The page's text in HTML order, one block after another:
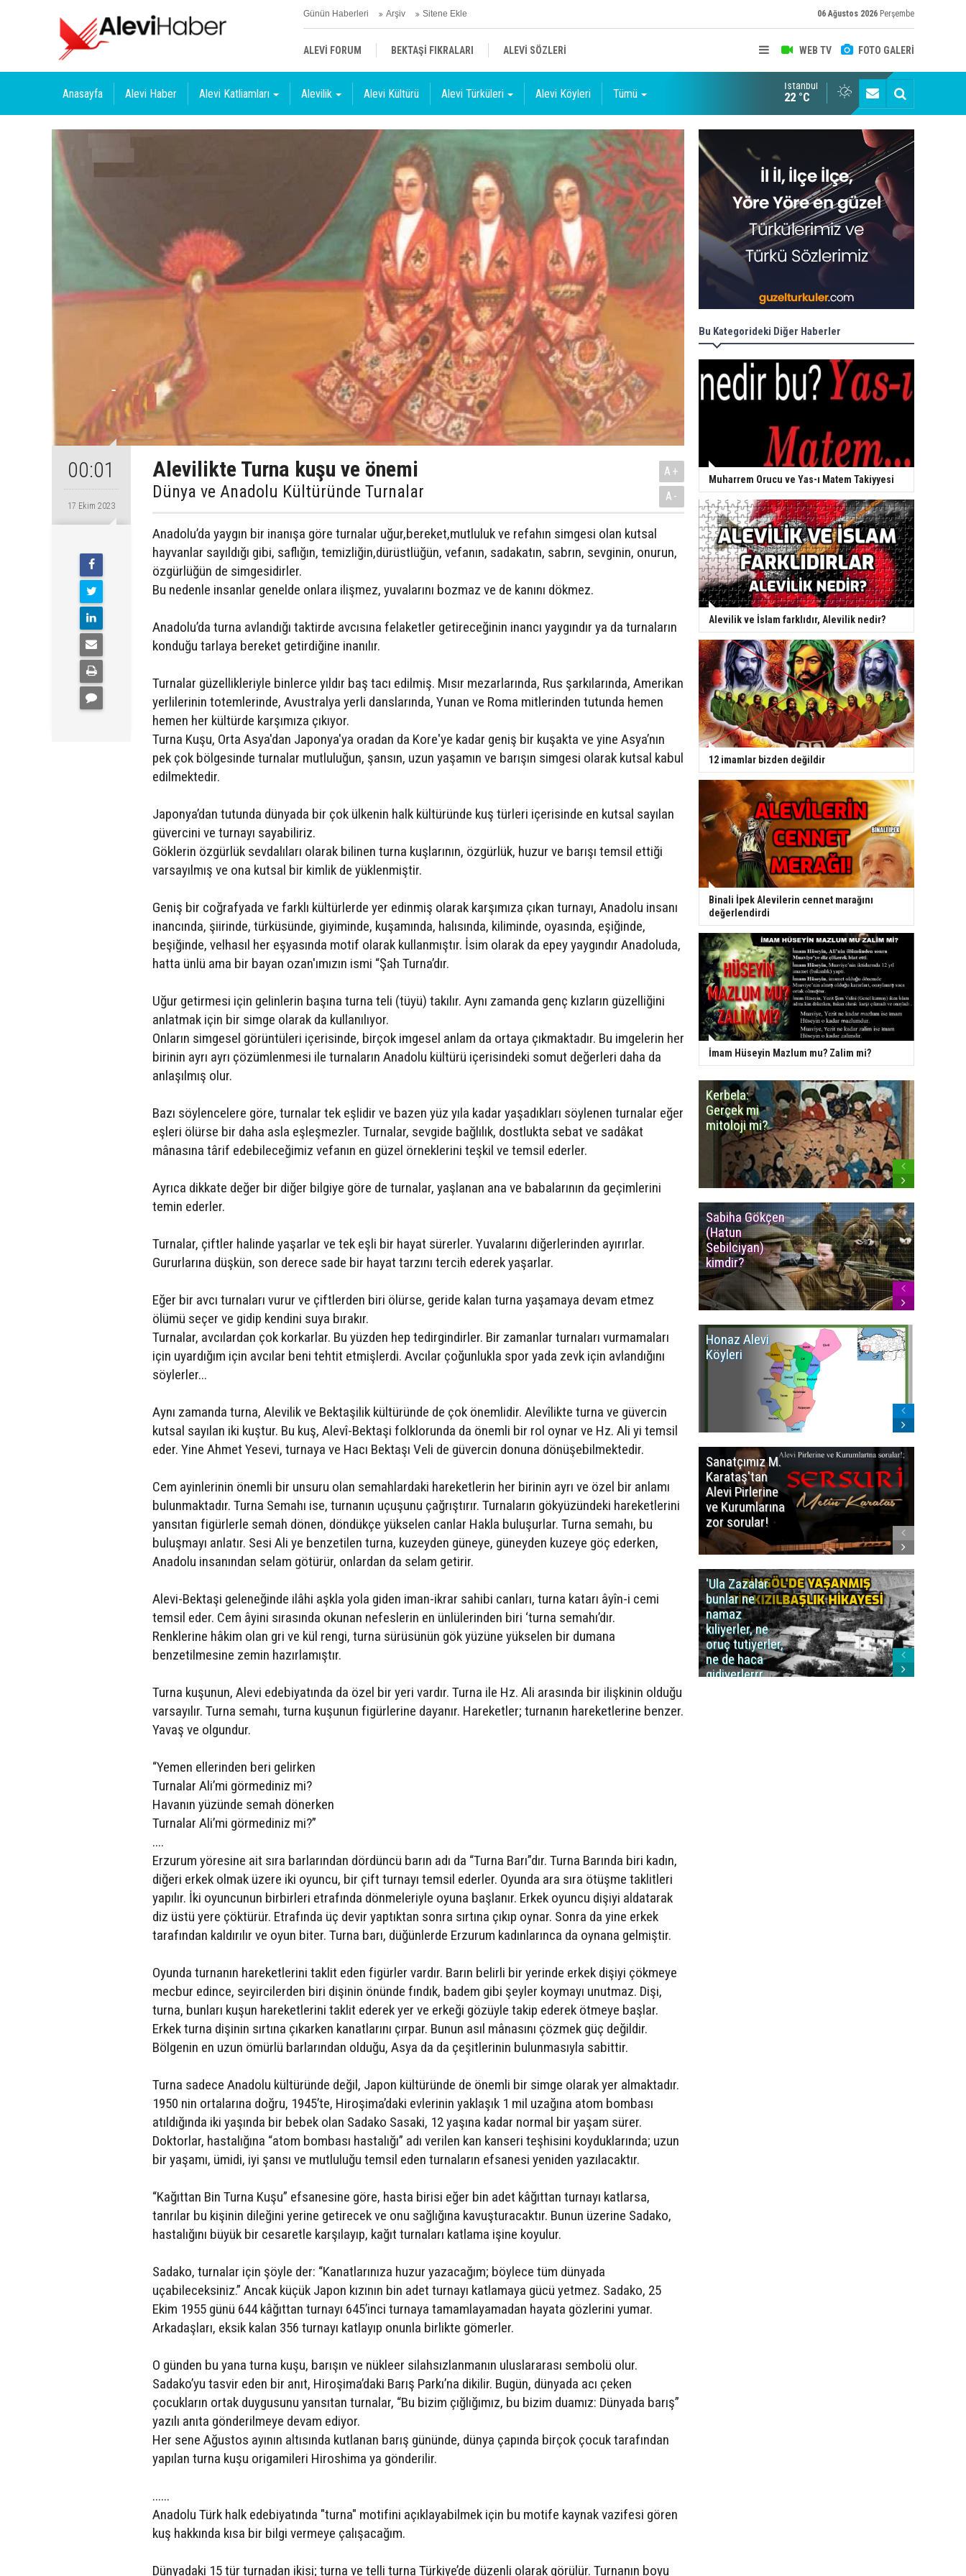
Günün Haberleri Arşiv Sitene Ekle 06 Ağustos 2026 Perşembe
WEB TV FOTO GALERİ
ALEVİ FORUM BEKTAŞİ FIKRALARI ALEVİ SÖZLERİ
Anasayfa Alevi Haber Alevi Katliamları Alevilik Alevi Kültürü Alevi Türküleri Alevi Köyleri Tümü
İstanbul
22 °C
00:01
17 Ekim 2023
Alevilikte Turna kuşu ve önemi
Dünya ve Anadolu Kültüründe Turnalar
A+
A-
Anadolu’da yaygın bir inanışa göre turnalar uğur,bereket,mutluluk ve refahın simgesi olan kutsal
hayvanlar sayıldığı gibi, saflığın, temizliğin,dürüstlüğün, vefanın, sadakatın, sabrın, sevginin, onurun,
özgürlüğün de simgesidirler.
Bu nedenle insanlar genelde onlara ilişmez, yuvalarını bozmaz ve de kanını dökmez.
Anadolu’da turna avlandığı taktirde avcısına felaketler getireceğinin inancı yaygındır ya da turnaların
konduğu tarlaya bereket getirdiğine inanılır.
Turnalar güzellikleriyle binlerce yıldır baş tacı edilmiş. Mısır mezarlarında, Rus şarkılarında, Amerikan
yerlilerinin totemlerinde, Avustralya yerli danslarında, Yunan ve Roma mitlerinden tutunda hemen
hemen her kültürde karşımıza çıkıyor.
Turna Kuşu, Orta Asya'dan Japonya'ya oradan da Kore'ye kadar geniş bir kuşakta ve yine Asya’nın
pek çok bölgesinde turnalar mutluluğun, şansın, uzun yaşamın ve barışın simgesi olarak kutsal kabul
edilmektedir.
Japonya’dan tutunda dünyada bir çok ülkenin halk kültüründe kuş türleri içerisinde en kutsal sayılan
güvercini ve turnayı sayabiliriz.
Göklerin özgürlük sevdalıları olarak bilinen turna kuşlarının, özgürlük, huzur ve barışı temsil ettiği
varsayılmış ve ona kutsal bir kimlik de yüklenmiştir.
Geniş bir coğrafyada ve farklı kültürlerde yer edinmiş olarak karşımıza çıkan turnayı, Anadolu insanı
inancında, şiirinde, türküsünde, giyiminde, kuşamında, halısında, kiliminde, oyasında, eşiğinde,
beşiğinde, velhasıl her eşyasında motif olarak kullanmıştır. İsim olarak da epey yaygındır Anadoluda,
hatta ünlü ama bir bayan ozan'ımızın ismi “Şah Turna’dır.
Uğur getirmesi için gelinlerin başına turna teli (tüyü) takılır. Aynı zamanda genç kızların güzelliğini
anlatmak için bir simge olarak da kullanılıyor.
Onların simgesel görüntüleri içerisinde, birçok imgesel anlam da ortaya çıkmaktadır. Bu imgelerin her
birinin ayrı ayrı çözümlenmesi ile turnaların Anadolu kültürü içerisindeki somut değerleri daha da
anlaşılmış olur.
Bazı söylencelere göre, turnalar tek eşlidir ve bazen yüz yıla kadar yaşadıkları söylenen turnalar eğer
eşleri ölürse bir daha asla eşleşmezler. Turnalar, sevgide bağlılık, dostlukta sebat ve sadâkat
mânasına târif edebileceğimiz vefanın en güzel örneklerini teşkil ve temsil ederler.
Ayrıca dikkate değer bir diğer bilgiye göre de turnalar, yaşlanan ana ve babalarının da geçimlerini
temin ederler.
Turnalar, çiftler halinde yaşarlar ve tek eşli bir hayat sürerler. Yuvalarını diğerlerinden ayırırlar.
Gururlarına düşkün, son derece sade bir hayat tarzını tercih ederek yaşarlar.
Eğer bir avcı turnaları vurur ve çiftlerden biri ölürse, geride kalan turna yaşamaya devam etmez
ölümü seçer ve gidip kendini suya bırakır.
Turnalar, avcılardan çok korkarlar. Bu yüzden hep tedirgindirler. Bir zamanlar turnaları vurmamaları
için uyardığım için avcılar beni tehtit etmişlerdi. Avcılar çoğunlukla spor yada zevk için avlandığını
söylerler...
Aynı zamanda turna, Alevilik ve Bektaşilik kültüründe de çok önemlidir. Alevîlikte turna ve güvercin
kutsal sayılan iki kuştur. Bu kuş, Alevî-Bektaşi folklorunda da önemli bir rol oynar ve Hz. Ali yi temsil
eder. Yine Ahmet Yesevi, turnaya ve Hacı Bektaşı Veli de güvercin donuna dönüşebilmektedir.
Cem ayinlerinin önemli bir unsuru olan semahlardaki hareketlerin her birinin ayrı ve özel bir anlamı
bulunmaktadır. Turna Semahı ise, turnanın uçuşunu çağrıştırır. Turnaların gökyüzündeki hareketlerini
yansıtan figürlerle semah dönen, döndükçe yükselen canlar Hakla buluşurlar. Turna semahı, bu
buluşmayı anlatır. Sesi Ali ye benzetilen turna, kuzeyden güneye, güneyden kuzeye göç ederken,
Anadolu insanından selam götürür, onlardan da selam getirir.
Alevi-Bektaşi geleneğinde ilâhi aşkla yola giden iman-ikrar sahibi canları, turna katarı âyîn-i cemi
temsil eder. Cem âyini sırasında okunan nefeslerin en ünlülerinden biri ‘turna semahı’dır.
Renklerine hâkim olan gri ve kül rengi, turna sürüsünün gök yüzüne yükselen bir dumana
benzetilmesine zemin hazırlamıştır.
Turna kuşunun, Alevi edebiyatında da özel bir yeri vardır. Turna ile Hz. Ali arasında bir ilişkinin olduğu
varsayılır. Turna semahı, turna kuşunun figürlerine dayanır. Hareketler; turnanın hareketlerine benzer.
Yavaş ve olgundur.
“Yemen ellerinden beri gelirken
Turnalar Ali’mi görmediniz mi?
Havanın yüzünde semah dönerken
Turnalar Ali’mi görmediniz mi?”
....
Erzurum yöresine ait sıra barlarından dördüncü barın adı da “Turna Barı”dır. Turna Barında biri kadın,
diğeri erkek olmak üzere iki oyuncu, bir çift turnayı temsil ederler. Oyunda ara sıra ötüşme taklitleri
yapılır. İki oyuncunun birbirleri etrafında dönmeleriyle oyuna başlanır. Erkek oyuncu dişiyi aldatarak
diz üstü yere çöktürür. Etrafında üç devir yaptıktan sonra sırtına çıkıp oynar. Sonra da yine erkek
tarafından kaldırılır ve oyun biter. Turna barı, düğünlerde Erzurum kadınlarınca da oynana gelmiştir.
Oyunda turnanın hareketlerini taklit eden figürler vardır. Barın belirli bir yerinde erkek dişiyi çökmeye
mecbur edince, seyircilerden biri dişinin önünde fındık, badem gibi şeyler koymayı unutmaz. Dişi,
turna, bunları kuşun hareketlerini taklit ederek yer ve erkeği gözüyle takip ederek ötmeye başlar.
Erkek turna dişinin sırtına çıkarken kanatlarını çırpar. Bunun asıl mânasını çözmek güç değildir.
Bölgenin en uzun ömürlü barlarından olduğu, Asya da da çeşitlerinin bulunmasıyla sabittir.
Turna sadece Anadolu kültüründe değil, Japon kültüründe de önemli bir simge olarak yer almaktadır.
1950 nin ortalarına doğru, 1945’te, Hiroşima’daki evlerinin yaklaşık 1 mil uzağına atom bombası
atıldığında iki yaşında bir bebek olan Sadako Sasaki, 12 yaşına kadar normal bir yaşam sürer.
Doktorlar, hastalığına “atom bombası hastalığı” adı verilen kan kanseri teşhisini koyduklarında; uzun
bir yaşamı, ümidi, iyi şansı ve mutluluğu temsil eden turnaların efsanesi yeniden yazılacaktır.
“Kağıttan Bin Turna Kuşu” efsanesine göre, hasta birisi eğer bin adet kâğıttan turnayı katlarsa,
tanrılar bu kişinin dileğini yerine getirecek ve onu sağlığına kavuşturacaktır. Bunun üzerine Sadako,
hastalığını büyük bir cesaretle karşılayıp, kağıt turnaları katlama işine koyulur.
Sadako, turnalar için şöyle der: “Kanatlarınıza huzur yazacağım; böylece tüm dünyada
uçabileceksiniz.” Ancak küçük Japon kızının bin adet turnayı katlamaya gücü yetmez. Sadako, 25
Ekim 1955 günü 644 kâğıttan turnayı 645’inci turnaya tamamlayamadan hayata gözlerini yumar.
Arkadaşları, eksik kalan 356 turnayı katlayıp onunla birlikte gömerler.
O günden bu yana turna kuşu, barışın ve nükleer silahsızlanmanın uluslararası sembolü olur.
Sadako’yu tasvir eden bir anıt, Hiroşima’daki Barış Parkı’na dikilir. Bugün, dünyada acı çeken
çocukların ortak duygusunu yansıtan turnalar, “Bu bizim çığlığımız, bu bizim duamız: Dünyada barış”
yazılı anıta gönderilmeye devam ediyor.
Her sene Ağustos ayının altısında kutlanan barış gününde, dünya çapında birçok çocuk tarafından
yapılan turna kuşu origamileri Hiroshima ya gönderilir.
......
Anadolu Türk halk edebiyatında "turna" motifini açıklayabilmek için bu motife kaynak vazifesi gören
kuş hakkında kısa bir bilgi vermeye çalışacağım.
Dünyadaki 15 tür turnadan ikisi; turna ve telli turna Türkiye’de düzenli olarak görülür. Turnanın boyu
Bu Kategorideki Diğer Haberler
Muharrem Orucu ve Yas-ı Matem Takiyyesi
Alevilik ve İslam farklıdır, Alevilik nedir?
12 imamlar bizden değildir
Binali İpek Alevilerin cennet marağını
değerlendirdi
İmam Hüseyin Mazlum mu? Zalim mi?
Kerbela:
Gerçek mi
mitoloji mi?
Sabiha Gökçen
(Hatun
Sebilciyan)
kimdir?
Honaz Alevi
Köyleri
Sanatçımız M.
Karataş'tan
Alevi Pirlerine
ve Kurumlarına
zor sorular!
'Ula Zazalar
bunlar ne
namaz
kıliyerler, ne
oruç tutiyerler,
ne de haca
gidiyerlerrr